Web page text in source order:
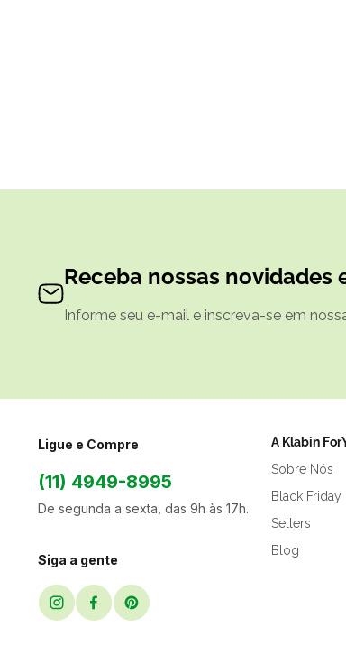
Receba nossas novidades
Informe seu e-mail e inscreva-se em
Ligue e Compre
(11) 4949-8995
De segunda a sexta, das 9h às 17h.
Siga a gente
A Klabin
Sobre Nós
Black Friday
Sellers
Blog